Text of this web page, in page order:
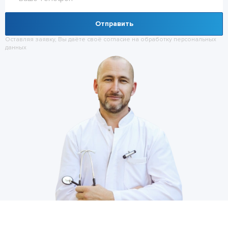
Отправить
Оставляя заявку, Вы даёте своё согласие на обработку персональных
данных